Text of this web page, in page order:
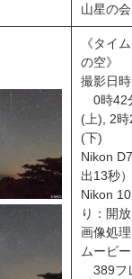
山星の会
《タイ
の空》
撮影日
0時42
(上), 2
(下)
Nikon
出13秒）
Nikon
り：開放
画像処
ムービ
389フ